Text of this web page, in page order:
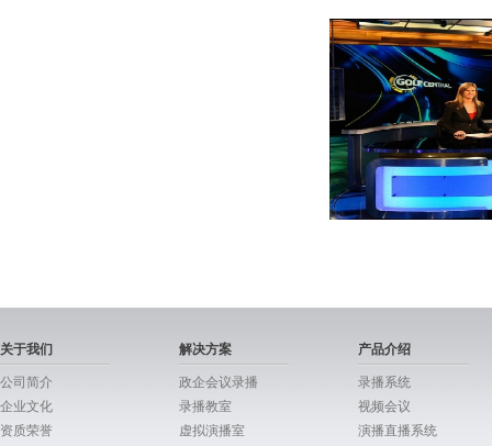
关于我们
公司简介
企业文化
资质荣誉
解决方案
政企会议录播
录播教室
虚拟演播室
产品介绍
录播系统
视频会议
演播直播系统